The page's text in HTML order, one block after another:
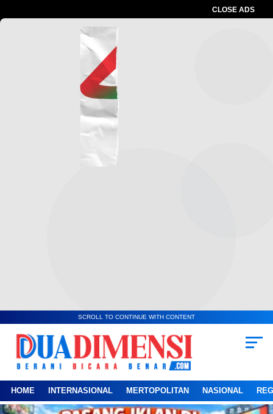
CLOSE ADS
SCROLL TO CONTINUE WITH CONTENT
HOME INTERNASIONAL MERTOPOLITAN NASIONAL